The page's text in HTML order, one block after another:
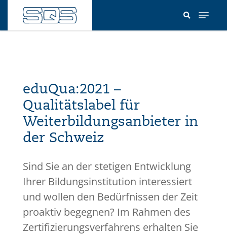
Inhalt
eduQua:2021 –
Qualitätslabel für
Weiterbildungsanbieter in
der Schweiz
Sind Sie an der stetigen Entwicklung
Ihrer Bildungsinstitution interessiert
und wollen den Bedürfnissen der Zeit
proaktiv begegnen? Im Rahmen des
Zertifizierungsverfahrens erhalten Sie